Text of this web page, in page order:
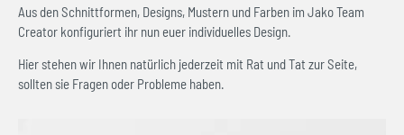
Aus den Schnittformen, Designs, Mustern und Farben im Jako Team
Creator konfiguriert ihr nun euer individuelles Design.
Hier stehen wir Ihnen natürlich jederzeit mit Rat und Tat zur Seite,
sollten sie Fragen oder Probleme haben.